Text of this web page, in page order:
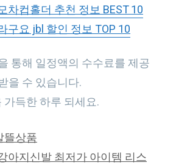
차컵홀더 추천 정보 BEST 10
구요 jbl 할인 정보 TOP 10
통해 일정액의 수수료를 제공
을 수 있습니다.
가득한 하루 되세요.
뜰상품
아지신발 최저가 아이템 리스